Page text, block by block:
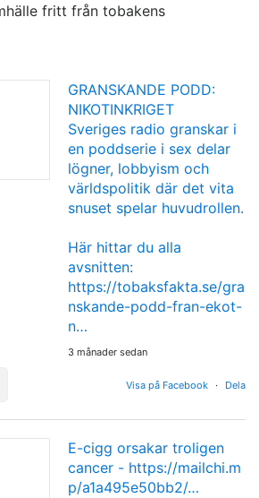
fritt från tobakens
GRANSKANDE PODD:
NIKOTINKRIGET
Sveriges radio granskar i
en poddserie i sex delar
lögner, lobbyism och
världspolitik där det vita
snuset spelar huvudrollen.
Här hittar du alla
avsnitten:
https://tobaksfakta.se/gra
nskande-podd-fran-ekot-
n…
3 månader sedan
Visa på Facebook · Dela
E-cigg orsakar troligen
cancer - https://mailchi.m
p/a1a495e50bb2/…